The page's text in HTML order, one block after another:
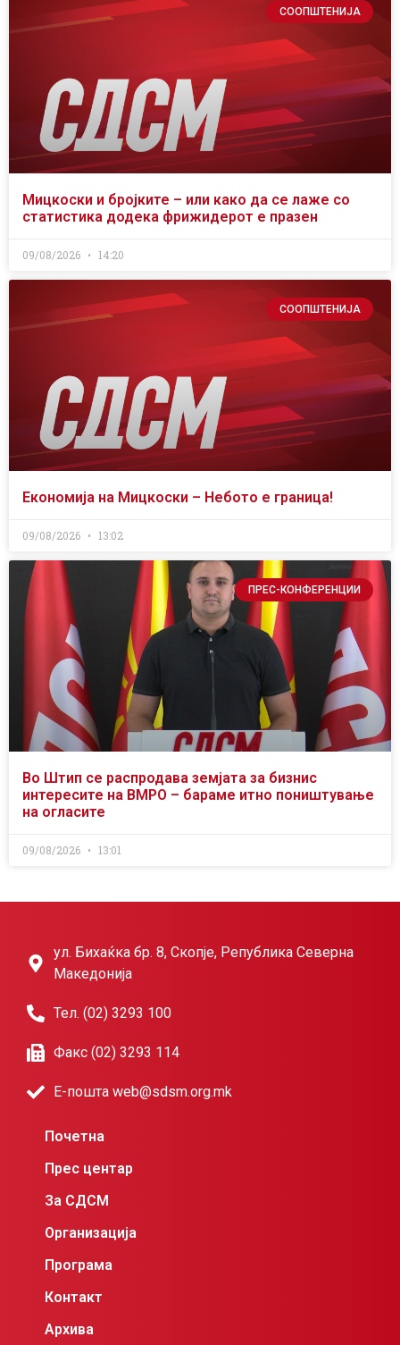
СООПШТЕНИЈА
Мицкоски и бројките – или како да се лаже со
статистика додека фрижидерот е празен
09/08/2026 14:20
СООПШТЕНИЈА
Економија на Мицкоски – Небото е граница!
09/08/2026 13:02
ПРЕС-КОНФЕРЕНЦИИ
Во Штип се распродава земјата за бизнис
интересите на ВМРО – бараме итно поништување
на огласите
09/08/2026 13:01
ул. Бихаќка бр. 8, Скопје, Република Северна
Македонија
Тел. (02) 3293 100
Факс (02) 3293 114
Е-пошта web@sdsm.org.mk
Почетна
Прес центар
За СДСМ
Организација
Програма
Контакт
Архива